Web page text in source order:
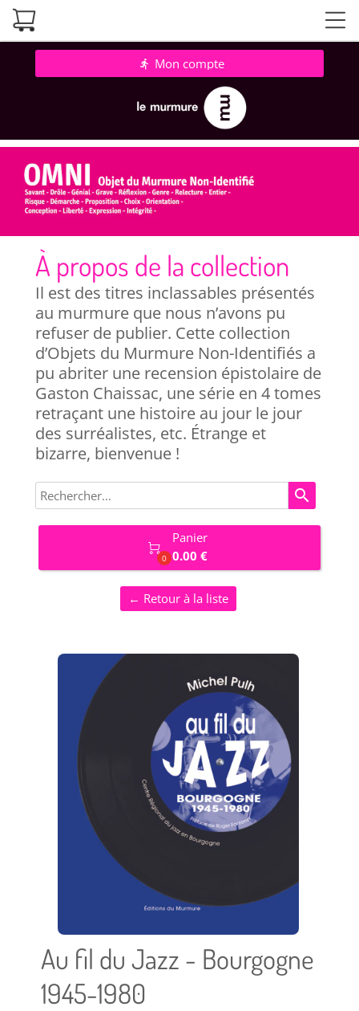
directions_run Mon compte
À propos de la collection
Il est des titres inclassables présentés
au murmure que nous n’avons pu
refuser de publier. Cette collection
d’Objets du Murmure Non-Identifiés a
pu abriter une recension épistolaire de
Gaston Chaissac, une série en 4 tomes
retraçant une histoire au jour le jour
des surréalistes, etc. Étrange et
bizarre, bienvenue !
search

0
Panier
0.00 €
← Retour à la liste
Au fil du Jazz - Bourgogne
1945-1980